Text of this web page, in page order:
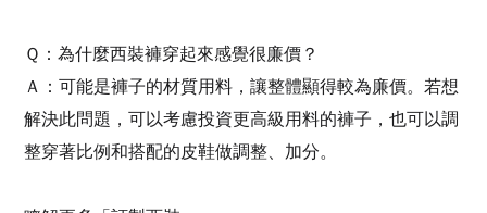
Ｑ：為什麼西裝褲穿起來感覺很廉價？
Ａ：可能是褲子的材質用料，讓整體顯得較為廉價。若想
解決此問題，可以考慮投資更高級用料的褲子，也可以調
整穿著比例和搭配的皮鞋做調整、加分。